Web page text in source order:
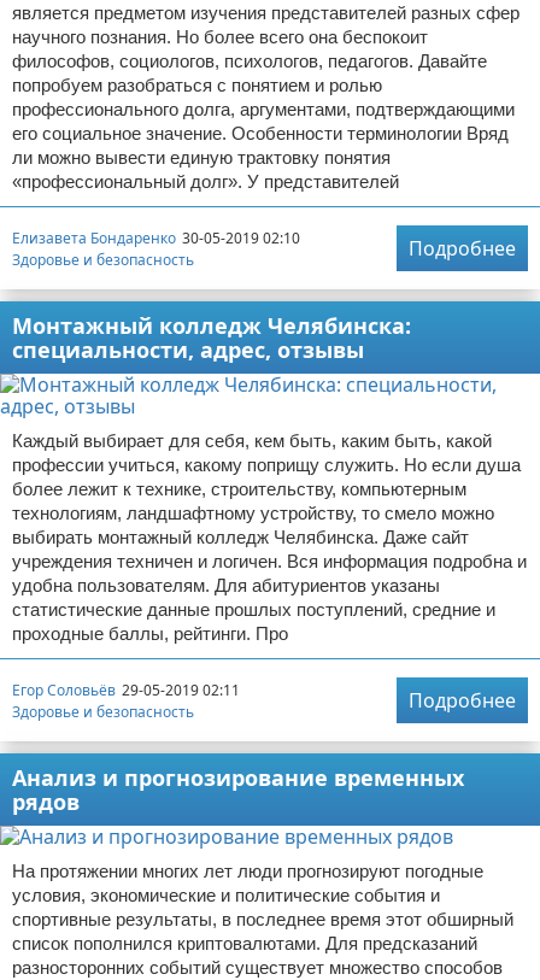
является предметом изучения представителей разных сфер
научного познания. Но более всего она беспокоит
философов, социологов, психологов, педагогов. Давайте
попробуем разобраться с понятием и ролью
профессионального долга, аргументами, подтверждающими
его социальное значение. Особенности терминологии Вряд
ли можно вывести единую трактовку понятия
«профессиональный долг». У представителей
Елизавета Бондаренко 30-05-2019 02:10
Здоровье и безопасность
Подробнее
Монтажный колледж Челябинска:
специальности, адрес, отзывы
Каждый выбирает для себя, кем быть, каким быть, какой
профессии учиться, какому поприщу служить. Но если душа
более лежит к технике, строительству, компьютерным
технологиям, ландшафтному устройству, то смело можно
выбирать монтажный колледж Челябинска. Даже сайт
учреждения техничен и логичен. Вся информация подробна и
удобна пользователям. Для абитуриентов указаны
статистические данные прошлых поступлений, средние и
проходные баллы, рейтинги. Про
Егор Соловьёв 29-05-2019 02:11
Здоровье и безопасность
Подробнее
Анализ и прогнозирование временных
рядов
На протяжении многих лет люди прогнозируют погодные
условия, экономические и политические события и
спортивные результаты, в последнее время этот обширный
список пополнился криптовалютами. Для предсказаний
разносторонних событий существует множество способов